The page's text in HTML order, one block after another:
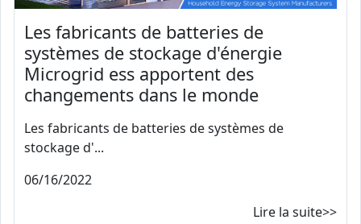
Les fabricants de batteries de
systèmes de stockage d'énergie
Microgrid ess apportent des
changements dans le monde
Les fabricants de batteries de systèmes de
stockage d'...
06/16/2022
Lire la suite>>